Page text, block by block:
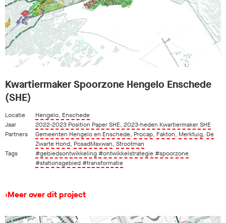
Kwartiermaker Spoorzone Hengelo Enschede
(SHE)
Locatie
Hengelo, Enschede
Jaar
2022-2023 Position Paper SHE, 2023-heden Kwartiermaker SHE
Partners
Gemeenten Hengelo en Enschede, Procap, Fakton, Merktuig, De
Zwarte Hond, PosadMaxwan, Strootman
Tags
#gebiedsontwikkeling#ontwikkelstrategie#spoorzone
#stationsgebied#transformatie
›Meer over dit project